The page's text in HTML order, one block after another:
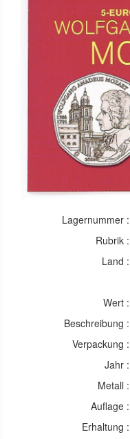
Lagernummer :
Rubrik :
Land :
Wert :
Beschreibung :
Verpackung :
Jahr :
Metall :
Auflage :
Erhaltung :